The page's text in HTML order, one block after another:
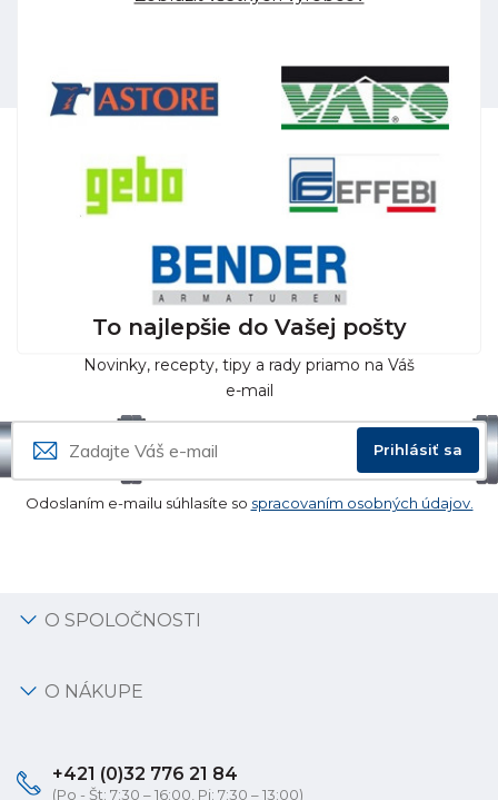
To najlepšie do Vašej pošty
Novinky, recepty, tipy a rady priamo na Váš
e-mail
Prihlásiť sa
Odoslaním e-mailu súhlasíte so spracovaním osobných údajov.
O SPOLOČNOSTI
O NÁKUPE
+421 (0)32 776 21 84
(Po - Št: 7:30 – 16:00, Pi: 7:30 – 13:00)